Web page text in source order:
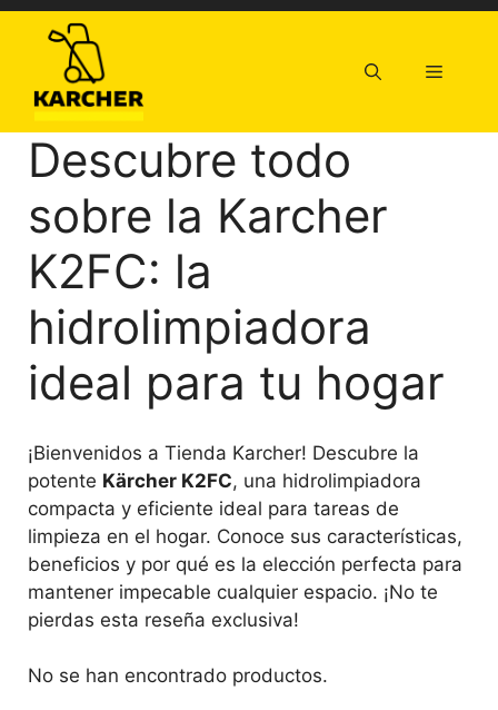
Saltar
contenido
Menú
Descubre todo
sobre la Karcher
K2FC: la
hidrolimpiadora
ideal para tu hogar
¡Bienvenidos a Tienda Karcher! Descubre la
potente Kärcher K2FC, una hidrolimpiadora
compacta y eficiente ideal para tareas de
limpieza en el hogar. Conoce sus características,
beneficios y por qué es la elección perfecta para
mantener impecable cualquier espacio. ¡No te
pierdas esta reseña exclusiva!
No se han encontrado productos.